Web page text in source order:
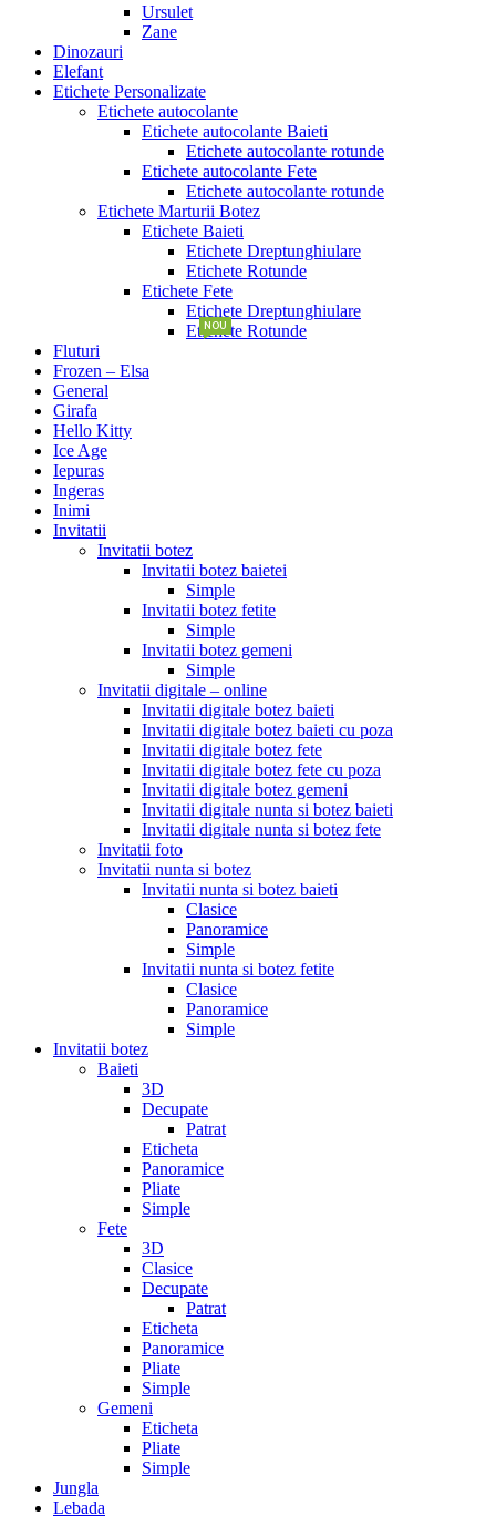
Ursulet
Zane
Dinozauri
Elefant
Etichete Personalizate
Etichete autocolante
Etichete autocolante Baieti
Etichete autocolante rotunde
Etichete autocolante Fete
Etichete autocolante rotunde
Etichete Marturii Botez
Etichete Baieti
Etichete Dreptunghiulare
Etichete Rotunde
Etichete Fete
Etichete Dreptunghiulare
Etichete Rotunde
Fluturi
Frozen – Elsa
General
Girafa
Hello Kitty
Ice Age
Iepuras
Ingeras
Inimi
Invitatii
Invitatii botez
Invitatii botez baietei
Simple
Invitatii botez fetite
Simple
Invitatii botez gemeni
Simple
Invitatii digitale – online
Invitatii digitale botez baieti
Invitatii digitale botez baieti cu poza
Invitatii digitale botez fete
Invitatii digitale botez fete cu poza
Invitatii digitale botez gemeni
Invitatii digitale nunta si botez baieti
Invitatii digitale nunta si botez fete
Invitatii foto
Invitatii nunta si botez
Invitatii nunta si botez baieti
Clasice
Panoramice
Simple
Invitatii nunta si botez fetite
Clasice
Panoramice
Simple
Invitatii botez
Baieti
3D
Decupate
Patrat
Eticheta
Panoramice
Pliate
Simple
Fete
3D
Clasice
Decupate
Patrat
Eticheta
Panoramice
Pliate
Simple
Gemeni
Eticheta
Pliate
Simple
Jungla
Lebada
NOU